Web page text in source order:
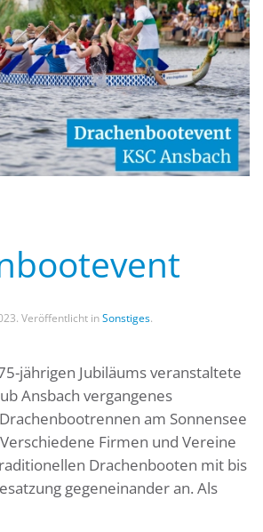
. Veröffentlicht inSonstiges.
jährigen Jubiläums veranstaltete
Ansbach vergangenes
am Sonnensee
Firmen und Vereine
Drachenbooten mit bis
gegeneinander an. Als